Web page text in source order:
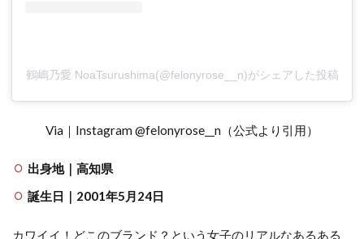
鶴嶋乃愛 NoaTsurushima(@felonyrose__n)がシェアした投稿
Via｜Instagram @felonyrose__n（公式より引用）
出身地｜高知県
誕生日｜2001年5月24日
カワイイ！どこのブランド？という女子のリアルなあるある